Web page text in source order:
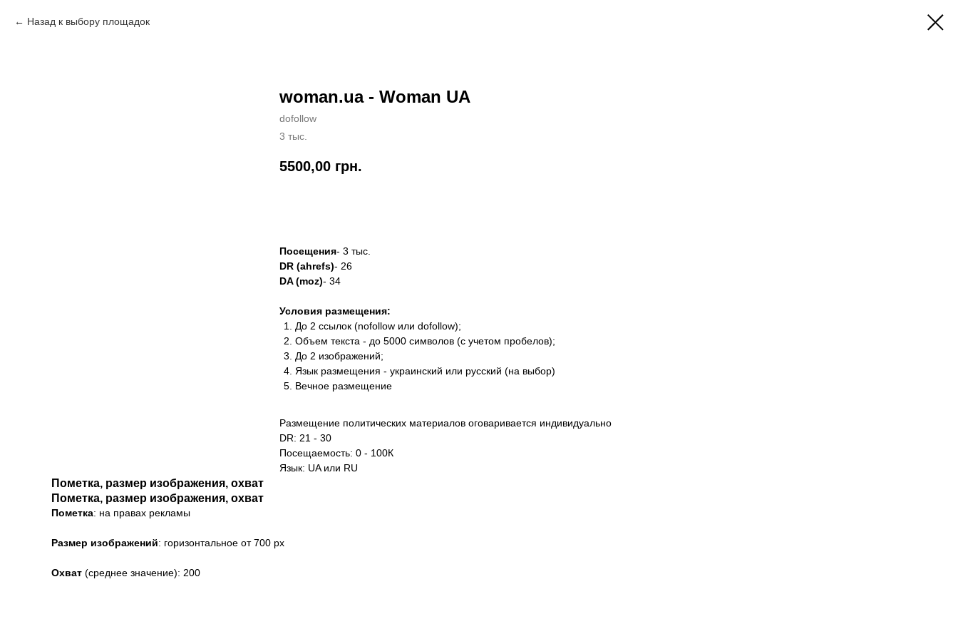
Назад к выбору площадок
woman.ua - Woman UA
dofollow
3 тыс.
5500,00 грн.
Посещения- 3 тыс.
DR (ahrefs)- 26
DA (moz)- 34
Условия размещения:
До 2 ссылок (nofollow или dofollow);
Объем текста - до 5000 символов (с учетом пробелов);
До 2 изображений;
Язык размещения - украинский или русский (на выбор)
Вечное размещение
Размещение политических материалов оговаривается индивидуально
DR: 21 - 30
Посещаемость: 0 - 100К
Язык: UA или RU
Пометка, размер изображения, охват
Пометка, размер изображения, охват
Пометка: на правах рекламы
Размер изображений: горизонтальное от 700 рх
Охват (среднее значение): 200